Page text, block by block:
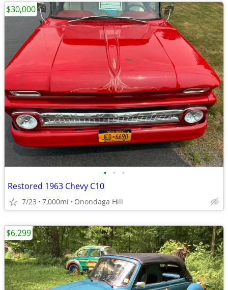
• • •
Restored 1963 Chevy C10
7/23 7,000mi Onondaga Hill
$30,000
$6,299